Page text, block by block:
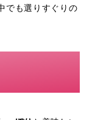
でも選りすぐりの